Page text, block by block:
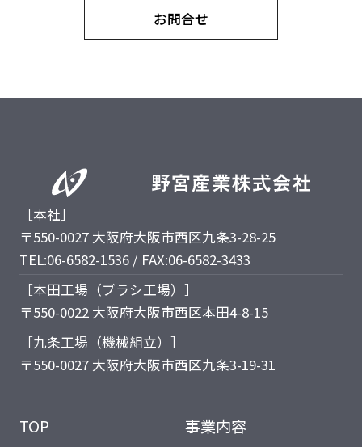
お問合せ
［本社］
〒550-0027 大阪府大阪市西区九条3-28-25
TEL:06-6582-1536 / FAX:06-6582-3433
［本田工場（ブラシ工場）］
〒550-0022 大阪府大阪市西区本田4-8-15
［九条工場（機械組立）］
〒550-0027 大阪府大阪市西区九条3-19-31
TOP
事業内容